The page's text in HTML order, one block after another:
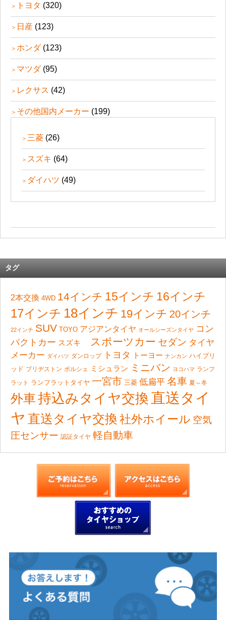
トヨタ (320)
日産 (123)
ホンダ(123)
マツダ(95)
レクサス (42)
その他国内メーカー (199)
三菱 (26)
スズキ (64)
ダイハツ (49)
タグ
2本交換 4WD 14インチ 15インチ 16インチ
17インチ 18インチ 19インチ 20インチ
22インチ SUV TOYO アジアンタイヤ オールシーズンタイヤ コン
パクトカー スズキ スポーツカー セダン タイヤ
メーカー ダイハツ ダンロップ トヨタ トーヨー ナンカン ハイブリ
ッド ブリヂストン ポルシェ ミシュラン ミニバン ヨコハマ ランフ
ラット ランフラットタイヤ 一宮市 三菱 低扁平 名車 夏⇔冬
外車持込みタイヤ交換 直送タイ
ヤ 直送タイヤ交換社外ホイール 空気
圧センサー 認証タイヤ 軽自動車